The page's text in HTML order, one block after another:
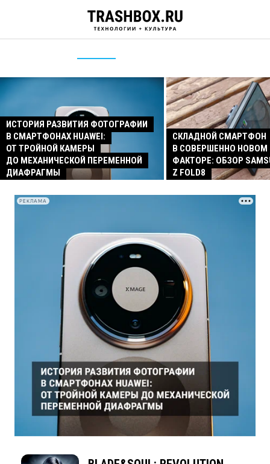
ИСТОРИЯ РАЗВИТИЯ ФОТОГРАФИИ
В СМАРТФОНАХ HUAWEI:
ОТ ТРОЙНОЙ КАМЕРЫ
ДО МЕХАНИЧЕСКОЙ ПЕРЕМЕННОЙ
ДИАФРАГМЫ
СКЛАДНОЙ СМАРТФОН
В СОВЕРШЕННО
ФАКТОРЕ: ОБЗОР
Z FOLD8
РЕКЛАМА